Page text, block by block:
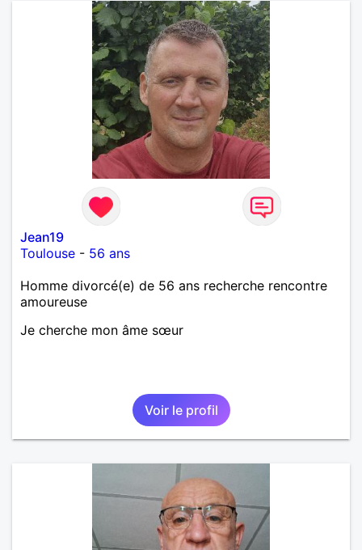
Jean19
Toulouse - 56 ans
Homme divorcé(e) de 56 ans recherche rencontre
amoureuse
Je cherche mon âme sœur
Voir le profil